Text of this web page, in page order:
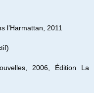
l’Harmattan, 2011
2006, Édition La